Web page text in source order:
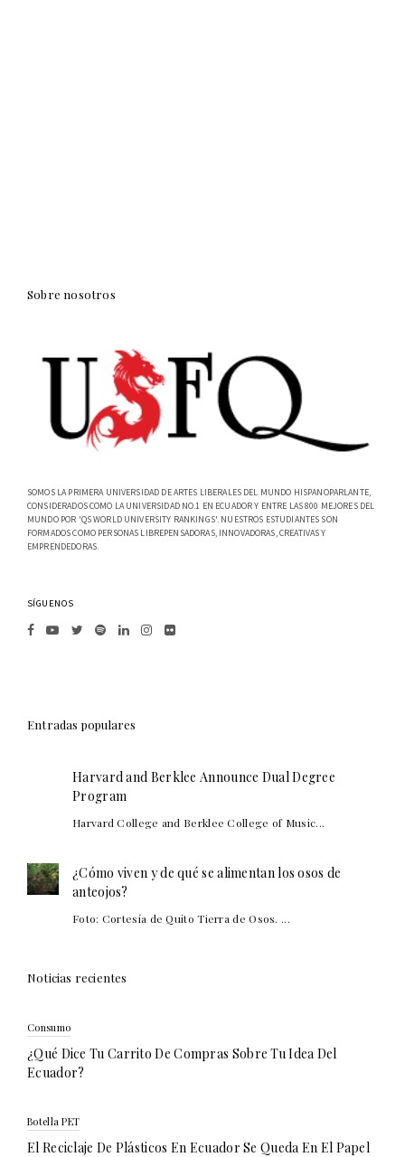
Sobre nosotros
SOMOS LA PRIMERA UNIVERSIDAD DE ARTES LIBERALES DEL MUNDO HISPANOPARLANTE,
CONSIDERADOS COMO LA UNIVERSIDAD NO.1 EN ECUADOR Y ENTRE LAS 800 MEJORES DEL
MUNDO POR 'QS WORLD UNIVERSITY RANKINGS'. NUESTROS ESTUDIANTES SON
FORMADOS COMO PERSONAS LIBREPENSADORAS, INNOVADORAS, CREATIVAS Y
EMPRENDEDORAS.
SÍGUENOS
Entradas populares
Harvard and Berklee Announce Dual Degree
Program
Harvard College and Berklee College of Music...
¿Cómo viven y de qué se alimentan los osos de
anteojos?
Foto: Cortesía de Quito Tierra de Osos. ...
Noticias recientes
Consumo
¿Qué Dice Tu Carrito De Compras Sobre Tu Idea Del
Ecuador?
Botella PET
El Reciclaje De Plásticos En Ecuador Se Queda En El Papel